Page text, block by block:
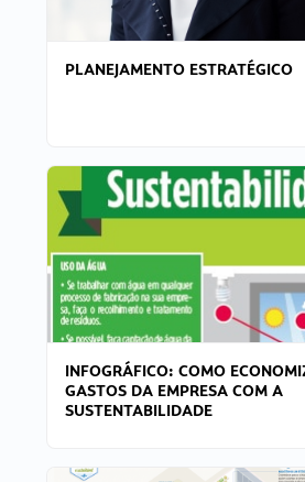
PLANEJAMENTO ESTRATÉGICO
INFOGRÁFICO: COMO
GASTOS DA EMPRESA COM A
SUSTENTABILIDADE